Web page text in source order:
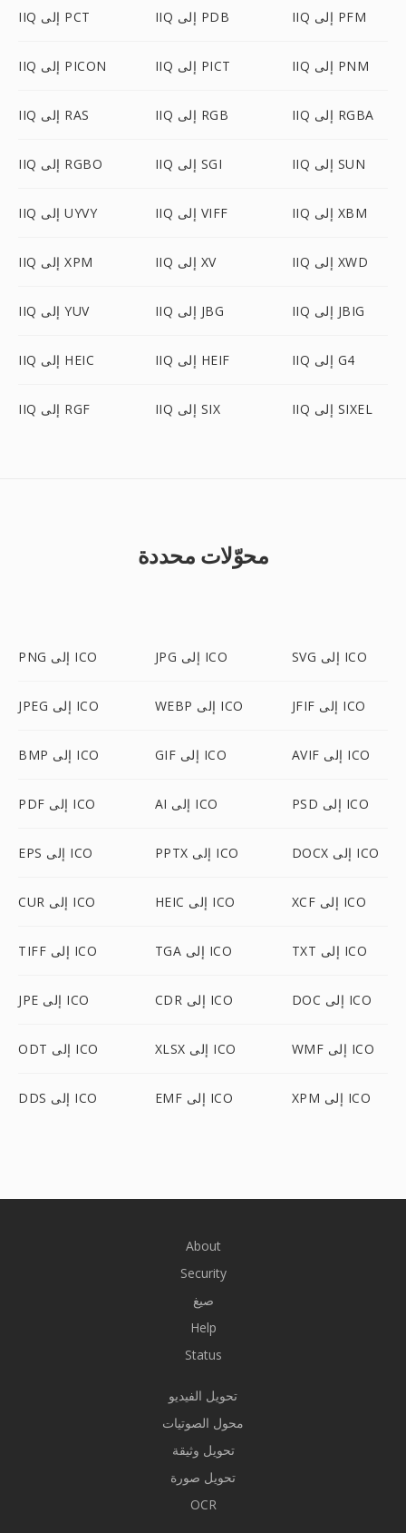
IIQ إلى PCT IIQ إلى PDB IIQ إلى PFM
IIQ إلى PICON IIQ إلى PICT IIQ إلى PNM
IIQ إلى RAS IIQ إلى RGB IIQ إلى RGBA
IIQ إلى RGBO IIQ إلى SGI IIQ إلى SUN
IIQ إلى UYVY IIQ إلى VIFF IIQ إلى XBM
IIQ إلى XPM IIQ إلى XV IIQ إلى XWD
IIQ إلى YUV IIQ إلى JBG IIQ إلى JBIG
IIQ إلى HEIC IIQ إلى HEIF IIQ إلى G4
IIQ إلى RGF IIQ إلى SIX IIQ إلى SIXEL
محوّلات محددة
PNG إلى ICO JPG إلى ICO SVG إلى ICO
JPEG إلى ICO WEBP إلى ICO JFIF إلى ICO
BMP إلى ICO GIF إلى ICO AVIF إلى ICO
PDF إلى ICO AI إلى ICO PSD إلى ICO
EPS إلى ICO PPTX إلى ICO DOCX إلى ICO
CUR إلى ICO HEIC إلى ICO XCF إلى ICO
TIFF إلى ICO TGA إلى ICO TXT إلى ICO
JPE إلى ICO CDR إلى ICO DOC إلى ICO
ODT إلى ICO XLSX إلى ICO WMF إلى ICO
DDS إلى ICO EMF إلى ICO XPM إلى ICO
About
Security
صيغ
Help
Status
تحويل الفيديو
محول الصوتيات
تحويل وثيقة
تحويل صورة
OCR